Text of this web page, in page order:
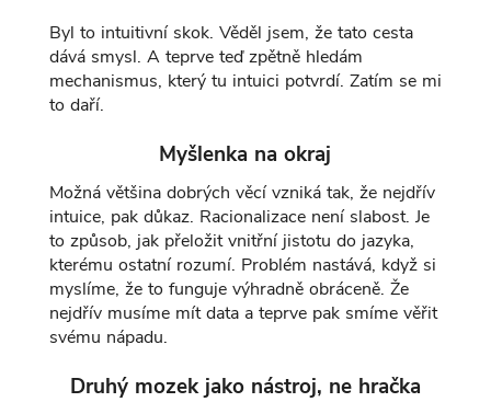
Byl to intuitivní skok. Věděl jsem, že tato cesta
dává smysl. A teprve teď zpětně hledám
mechanismus, který tu intuici potvrdí. Zatím se mi
to daří.
Myšlenka na okraj
Možná většina dobrých věcí vzniká tak, že nejdřív
intuice, pak důkaz. Racionalizace není slabost. Je
to způsob, jak přeložit vnitřní jistotu do jazyka,
kterému ostatní rozumí. Problém nastává, když si
myslíme, že to funguje výhradně obráceně. Že
nejdřív musíme mít data a teprve pak smíme věřit
svému nápadu.
Druhý mozek jako nástroj, ne hračka